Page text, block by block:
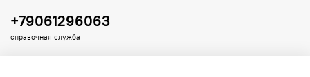
+79061296063
справочная служба